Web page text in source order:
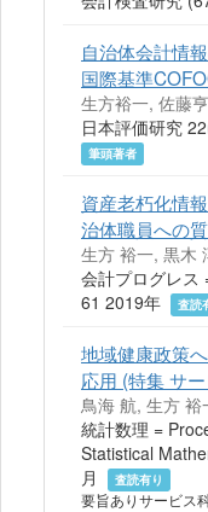
自治体会計情
国際基準
生方裕一, 佐藤
日本評価研究
筆頭著者
資産老朽化情
治体職員への
生方 裕一, 黒木
会計プログレス
61 2019年
査読
地域健康政策
応用 (特集 サ
鳥海 航, 生方
統計数理 =
Statistical
月
査読有り
要旨ありサービス